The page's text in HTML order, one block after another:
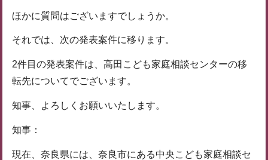
ほかに質問はございますでしょうか。
それでは、次の発表案件に移ります。
2件目の発表案件は、高田こども家庭相談センターの移
転先についてでございます。
知事、よろしくお願いいたします。
知事：
現在、奈良県には、奈良市にある中央こども家庭相談セ